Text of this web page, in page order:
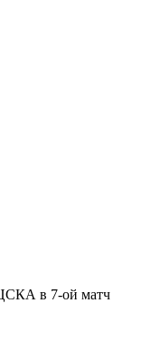
ЦСКА в 7-ой матч